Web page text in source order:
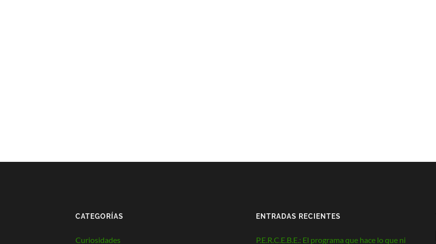
CATEGORÍAS
Curiosidades
ENTRADAS RECIENTES
P.E.R.C.E.B.E.: El programa que hace lo que ni